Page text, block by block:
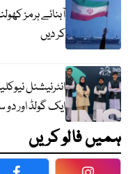
کر دیں
ایک گولڈ اور
ہمیں فالو کریں